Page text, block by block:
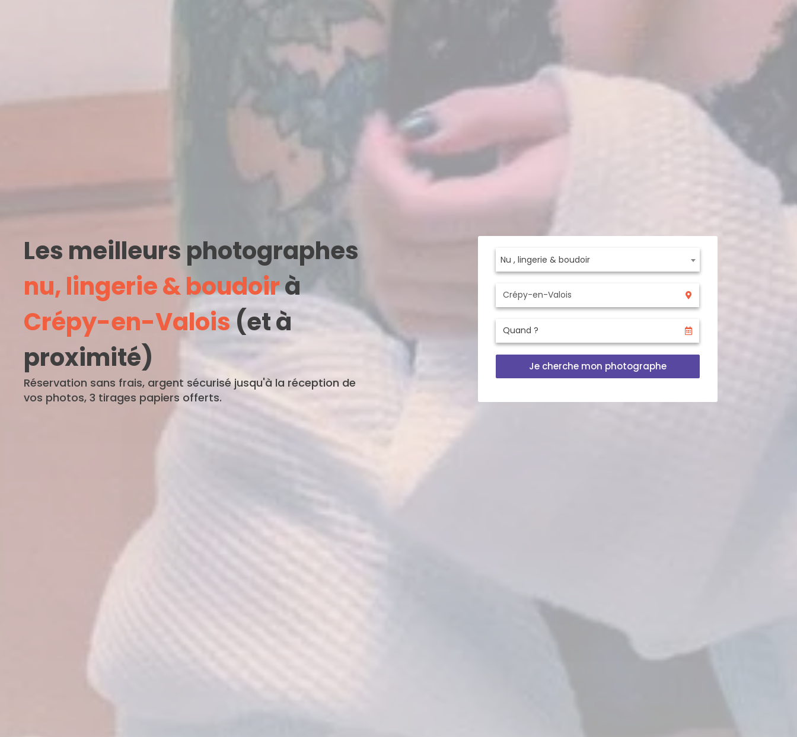
Les meilleurs photographes
nu, lingerie & boudoirà
Crépy-en-Valois (et à
proximité)
Réservation sans frais, argent sécurisé jusqu'à la réception de
vos photos, 3 tirages papiers offerts.
Nu , lingerie & boudoir
Je cherche mon photographe